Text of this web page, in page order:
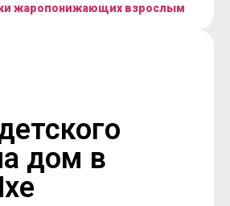
жаропонижающих взрослым
дом в